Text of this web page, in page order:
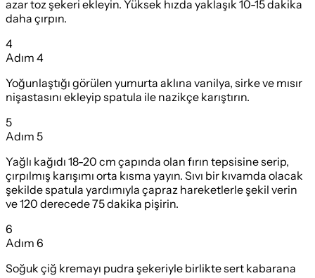
azar toz şekeri ekleyin. Yüksek hızda yaklaşık 10-15 dakika
daha çırpın.
4
Adım 4
Yoğunlaştığı görülen yumurta aklına vanilya, sirke ve mısır
nişastasını ekleyip spatula ile nazikçe karıştırın.
5
Adım 5
Yağlı kağıdı 18-20 cm çapında olan fırın tepsisine serip,
çırpılmış karışımı orta kısma yayın. Sıvı bir kıvamda olacak
şekilde spatula yardımıyla çapraz hareketlerle şekil verin
ve 120 derecede 75 dakika pişirin.
6
Adım 6
Soğuk çiğ kremayı pudra şekeriyle birlikte sert kabarana